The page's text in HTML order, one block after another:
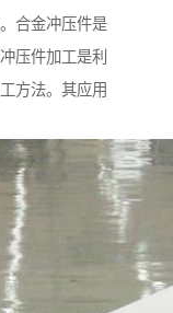
合金冲压件是
压件加工是利
方法。其应用